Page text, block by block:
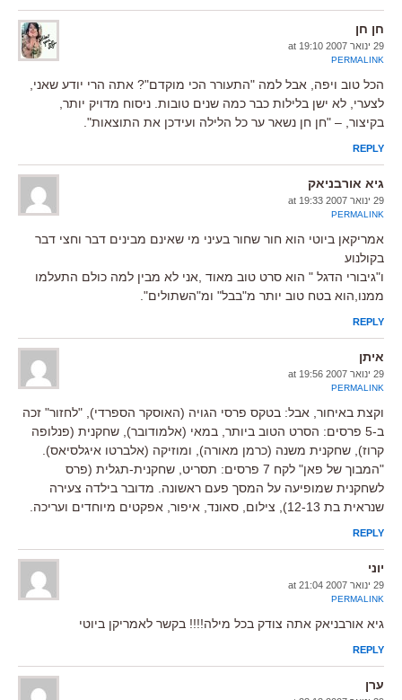
חן חן
29 ינואר 2007 at 19:10
PERMALINK
הכל טוב ויפה, אבל למה "התעורר הכי מוקדם"? אתה הרי יודע שאני,
לצערי, לא ישן בלילות כבר כמה שנים טובות. ניסוח מדויק יותר,
בקיצור, – "חן חן נשאר ער כל הלילה ועידכן את התוצאות".
REPLY
גיא אורבניאק
29 ינואר 2007 at 19:33
PERMALINK
אמריקאן ביוטי הוא חור שחור בעיני מי שאינם מבינים דבר וחצי דבר
בקולנוע
ו"גיבורי הדגל " הוא סרט טוב מאוד ,אני לא מבין למה כולם התעלמו
ממנו,הוא בטח טוב יותר מ"בבל" ומ"השתולים".
REPLY
איתן
29 ינואר 2007 at 19:56
PERMALINK
וקצת באיחור, אבל: בטקס פרסי הגויה (האוסקר הספרדי), "לחזור" זכה
ב-5 פרסים: הסרט הטוב ביותר, במאי (אלמודובר), שחקנית (פנלופה
קרוז), שחקנית משנה (כרמן מאורה), ומוזיקה (אלברטו איגלסיאס).
"המבוך של פאן" לקח 7 פרסים: תסריט, שחקנית-תגלית (פרס
לשחקנית שמופיעה על המסך פעם ראשונה. מדובר בילדה צעירה
שנראית בת 12-13), צילום, סאונד, איפור, אפקטים מיוחדים ועריכה.
REPLY
יוני
29 ינואר 2007 at 21:04
PERMALINK
גיא אורבניאק אתה צודק בכל מילה!!!! בקשר לאמריקן ביוטי
REPLY
ערן